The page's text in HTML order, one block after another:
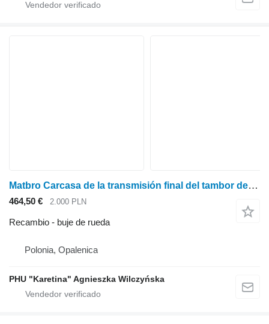
Matbro Carcasa de la transmisión final del tambor del cubo Sanderson Manitou buje de rueda para Matbro Sanderson Manitou
464,50 € 2.000 PLN
Recambio - buje de rueda
Polonia, Opalenica
PHU "Karetina" Agnieszka Wilczyńska